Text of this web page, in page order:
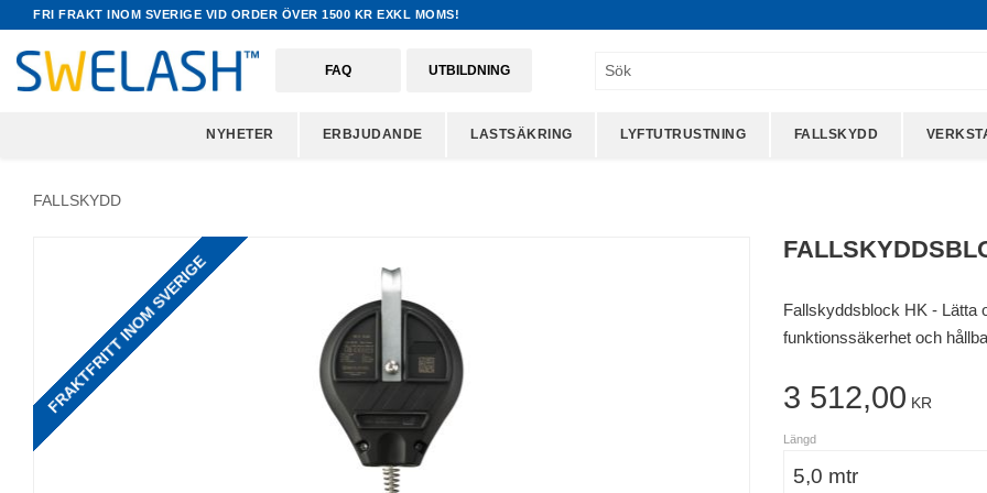
FRI FRAKT INOM SVERIGE VID ORDER ÖVER 1500 KR EXKL MOMS!
FAQ UTBILDNING
NYHETER ERBJUDANDE LASTSÄKRING LYFTUTRUSTNING FALLSKYDD
FALLSKYDD
Fallskyddsblock HK - Lätta
funktionssäkerhet och
FRAKTFRITT INOM SVERIGE 3 512,00 KR
Längd